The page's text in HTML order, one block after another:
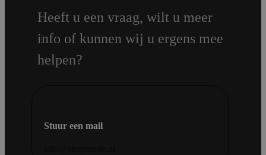
Heeft u een vraag, wilt u meer
info of kunnen wij u ergens mee
helpen?
Stuur een mail